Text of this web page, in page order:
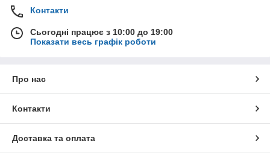
Контакти
Сьогодні працює з 10:00 до 19:00
Показати весь графік роботи
Про нас
Контакти
Доставка та оплата